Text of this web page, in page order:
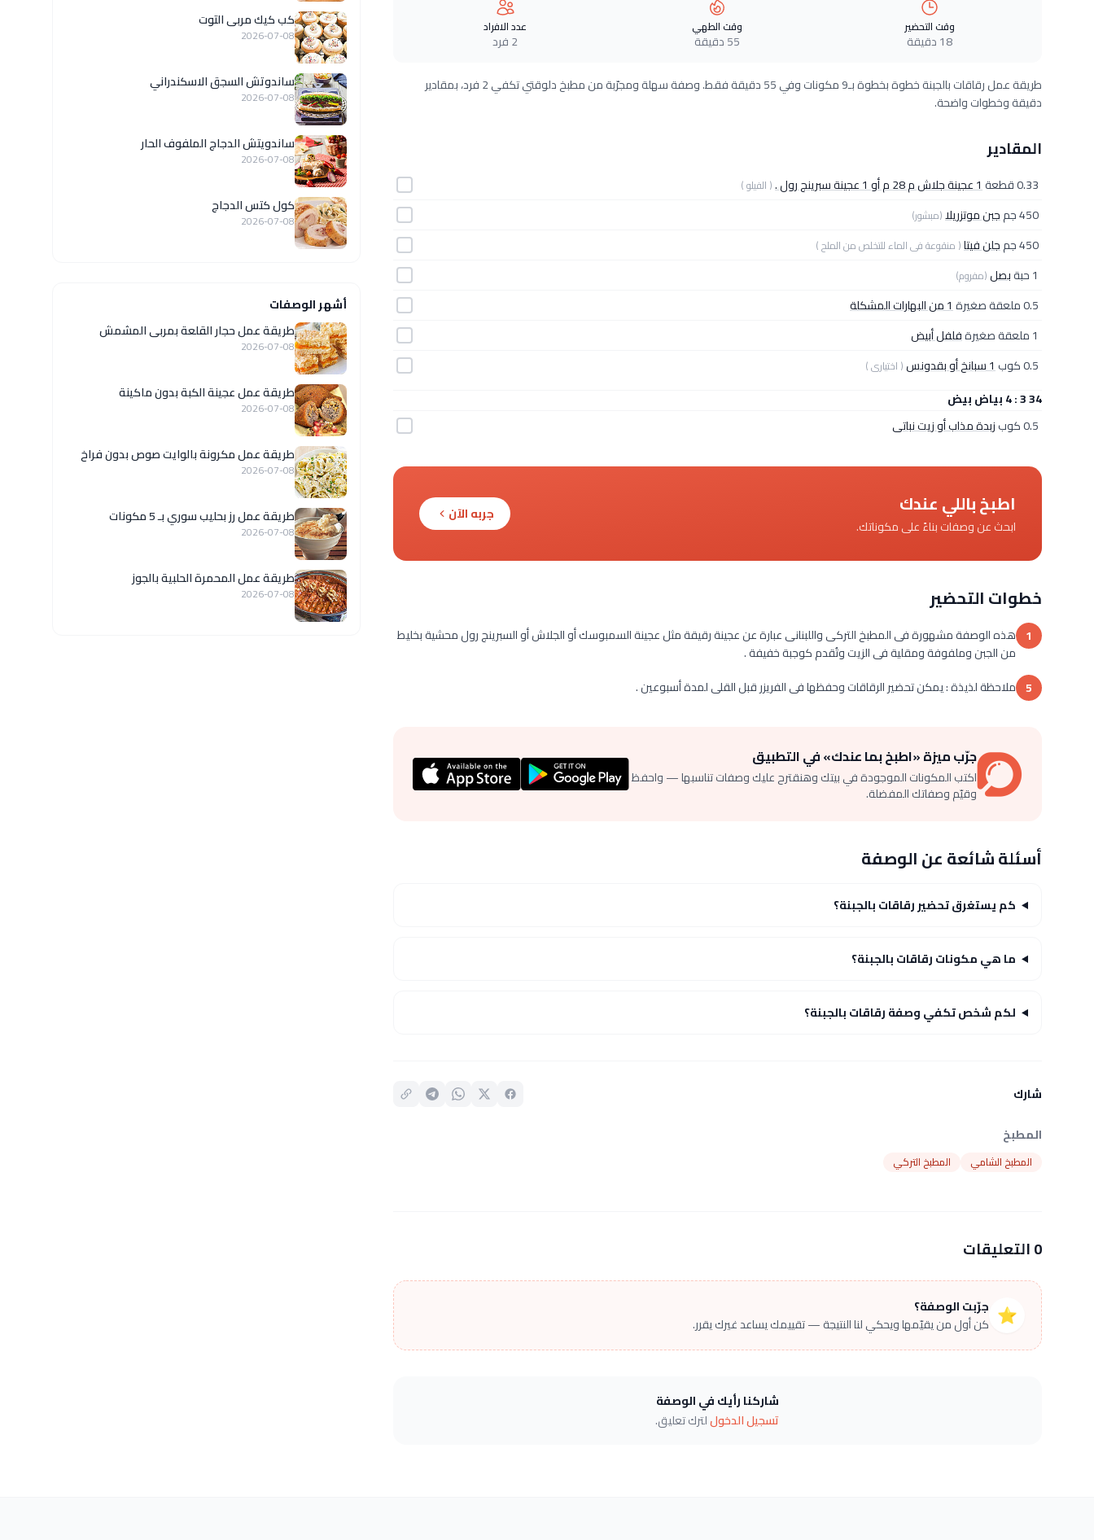
وقت التحضير
18 دقيقة
وقت الطهي
55 دقيقة
عدد الافراد
2 فرد
طريقة عمل رقاقات بالجبنة خطوة بخطوة بـ9 مكونات وفي 55 دقيقة فقط. وصفة سهلة ومجرّبة من مطبخ دلوقتي تكفي 2 فرد، بمقادير
دقيقة وخطوات واضحة.
المقادير
0.33 قطعة 1 عجينة جلاش م 28 م أو 1 عجينة سبرينج رول . ( الفيلو )
450 جم جبن موتزريلا(مبشور)
450 جم جلن فيتا( منقوعة فى الماء للتخلص من الملح )
1 حبة بصل(مفروم)
0.5 ملعقة صغيرة
1 من البهارات المشكلة
1 ملعقة صغيرة
فلفل أبيض
0.5 كوب
1 سبانخ أو بقدونس ( اختيارى )
34 3 : 4 بياض بيض
0.5 كوب
زبدة مذاب أو زيت نباتى
اطبخ باللي عندك
ابحث عن وصفات بناءً على مكوناتك.
جربه الآن
خطوات التحضير
1 هذه الوصفة مشهورة فى المطبخ التركى واللبنانى عبارة عن عجينة رقيقة مثل عجينة السمبوسك أو الجلاش أو السبرينج رول محشية بخليط
من الجبن وملفوفة ومقلية فى الزيت وتُقدم كوجبة خفيفة .
5 ملاحظة لذيذة : يمكن تحضير الرقاقات وحفظها فى الفريزر قبل القلى لمدة أسبوعين .
جرّب ميزة «اطبخ بما عندك» في التطبيق
اكتب المكونات الموجودة في بيتك وهنقترح عليك وصفات تناسبها — واحفظ
وقيّم وصفاتك المفضلة.
أسئلة شائعة عن الوصفة
كم يستغرق تحضير رقاقات بالجبنة؟
ما هي مكونات رقاقات بالجبنة؟
لكم شخص تكفي وصفة رقاقات بالجبنة؟
شارك
المطبخ
المطبخ الشامي المطبخ التركي
0 التعليقات
⭐ جرّبت الوصفة؟
كن أول من يقيّمها ويحكي لنا النتيجة — تقييمك يساعد غيرك يقرر.
شاركنا رأيك في الوصفة
تسجيل الدخوللترك تعليق.
كب كيك مربى التوت
2026-07-08
ساندوتش السجق الاسكندراني
2026-07-08
ساندويتش الدجاج الملفوف الحار
2026-07-08
كول كتس الدجاج
2026-07-08
أشهر الوصفات
طريقة عمل حجار القلعة بمربى المشمش
2026-07-08
طريقة عمل عجينة الكبة بدون ماكينة
2026-07-08
طريقة عمل مكرونة بالوايت صوص بدون فراخ
2026-07-08
طريقة عمل رز بحليب سوري بـ 5 مكونات
2026-07-08
طريقة عمل المحمرة الحلبية بالجوز
2026-07-08